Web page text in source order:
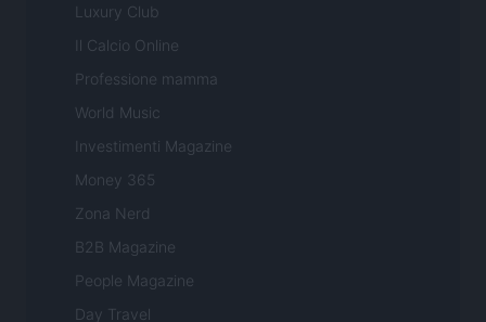
Luxury Club
Il Calcio Online
Professione mamma
World Music
Investimenti Magazine
Money 365
Zona Nerd
B2B Magazine
People Magazine
Day Travel